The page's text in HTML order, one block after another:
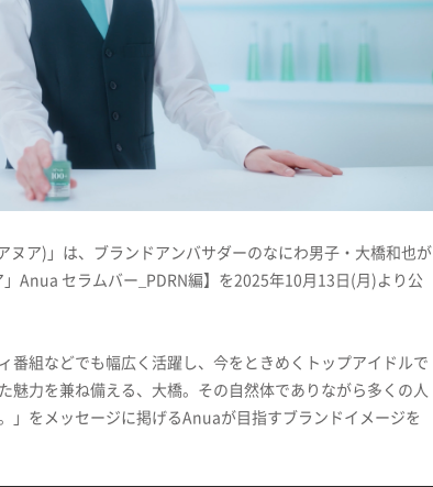
ア)」は、ブランドアンバサダーのなにわ男子・大橋和也が
Anua セラムバー_PDRN編】を2025年10月13日(月)より公
番組などでも幅広く活躍し、今をときめくトップアイドルで
魅力を兼ね備える、大橋。その自然体でありながら多くの人
」をメッセージに掲げるAnuaが目指すブランドイメージを